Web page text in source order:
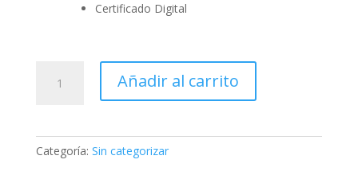
Certificado Digital
CERTIFICADO
Añadir al carrito
Categoría: Sin categorizar